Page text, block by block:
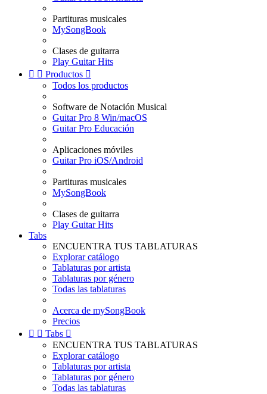
Partituras musicales
MySongBook
Clases de guitarra
Play Guitar Hits
  Productos 
Todos los productos
Software de Notación Musical
Guitar Pro 8 Win/macOS
Guitar Pro Educación
Aplicaciones móviles
Guitar Pro iOS/Android
Partituras musicales
MySongBook
Clases de guitarra
Play Guitar Hits
Tabs
ENCUENTRA TUS TABLATURAS
Explorar catálogo
Tablaturas por artista
Tablaturas por género
Todas las tablaturas
Acerca de mySongBook
Precios
  Tabs 
ENCUENTRA TUS TABLATURAS
Explorar catálogo
Tablaturas por artista
Tablaturas por género
Todas las tablaturas